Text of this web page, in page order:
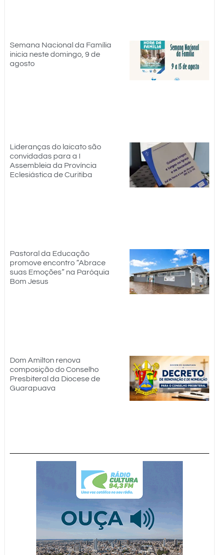
Semana Nacional da Família
inicia neste domingo, 9 de
agosto
Lideranças do laicato são
convidadas para a I
Assembleia da Província
Eclesiástica de Curitiba
Pastoral da Educação
promove encontro “Abrace
suas Emoções” na Paróquia
Bom Jesus
Dom Amilton renova
composição do Conselho
Presbiteral da Diocese de
Guarapuava